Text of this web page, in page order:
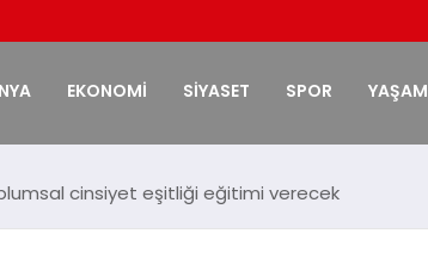
EKONOMİ SİYASET SPOR YAŞAM
cinsiyet eşitliği eğitimi verecek